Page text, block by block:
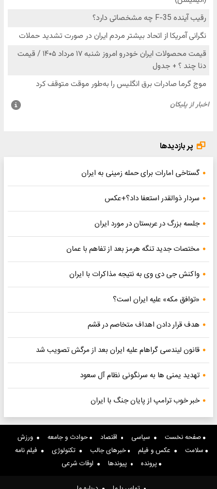
پر بازدیدها
گستاخی امارات برای حمله زمینی به ایران
سردار ذوالقدر استعفا داد؟+عکس
جلسه بزرگ در عربستان در مورد ایران
مختصات جدید تنگه هرمز بعد از تفاهم با عمان
واکنش جی دی وی به نتیجه مذاکرات با ایران
«توافق مکه» علیه ایران است؟
هدف قرار دادن اهداف متخاصم در قشم
قانون لیندسی گراهام علیه ایران بعد از مرگش تصویب شد
تهدید یمنی ها به سرنگونی نظام آل سعود
خبر خوب ترامپ از پایان جنگ با ایران
صفحه نخست سیاسی اقتصاد حوادث و جامعه
ورزش
سلامت
عکس و فیلم خبرهای جالب تکنولوژی
فیلم نامه
پرونده
پیوندها اوقات شرعی